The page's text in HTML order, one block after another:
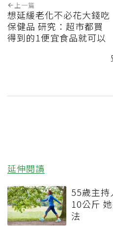
上一篇
想延緩老化不必花大錢吃
保健品 研究：超市都買
得到的1便宜食品就可以
延伸閱讀
55歲主持
10公斤
法